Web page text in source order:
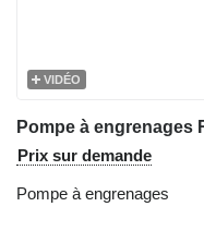
VIDÉO
Prix sur demande
Pompe à engrenages